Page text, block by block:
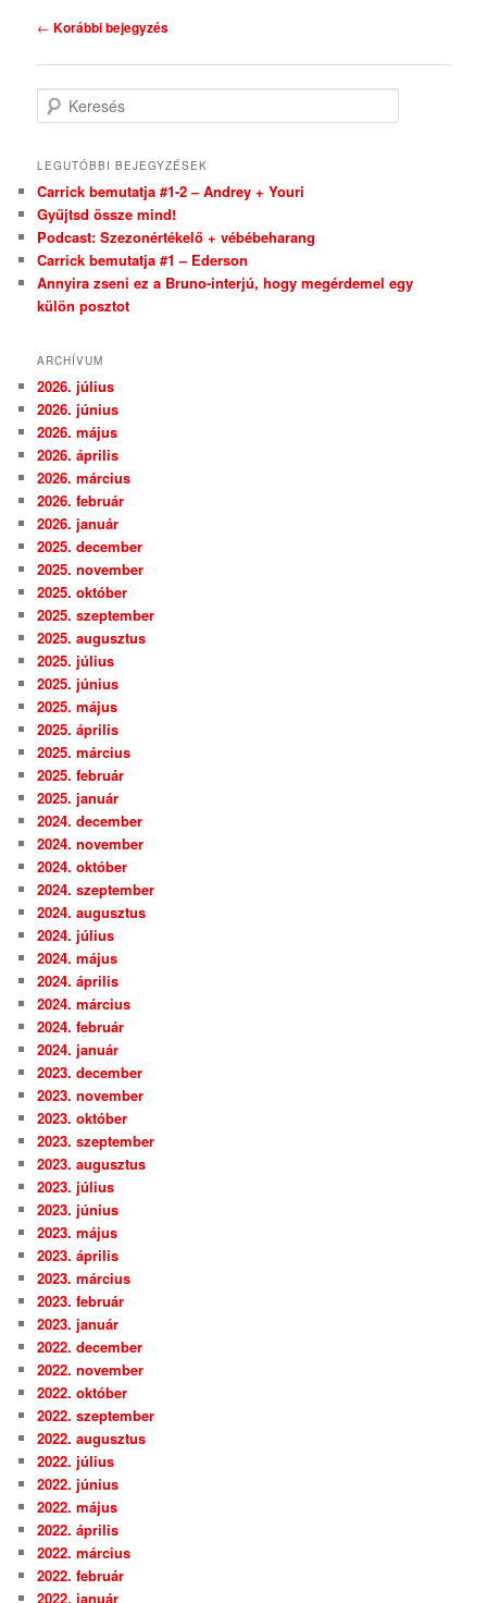
Bejegyzés navigáció
← Korábbi bejegyzés
Keresés
LEGUTÓBBI BEJEGYZÉSEK
Carrick bemutatja #1-2 – Andrey + Youri
Gyűjtsd össze mind!
Podcast: Szezonértékelő + vébébeharang
Carrick bemutatja #1 – Ederson
Annyira zseni ez a Bruno-interjú, hogy megérdemel egy
külön posztot
ARCHÍVUM
2026. július
2026. június
2026. május
2026. április
2026. március
2026. február
2026. január
2025. december
2025. november
2025. október
2025. szeptember
2025. augusztus
2025. július
2025. június
2025. május
2025. április
2025. március
2025. február
2025. január
2024. december
2024. november
2024. október
2024. szeptember
2024. augusztus
2024. július
2024. május
2024. április
2024. március
2024. február
2024. január
2023. december
2023. november
2023. október
2023. szeptember
2023. augusztus
2023. július
2023. június
2023. május
2023. április
2023. március
2023. február
2023. január
2022. december
2022. november
2022. október
2022. szeptember
2022. augusztus
2022. július
2022. június
2022. május
2022. április
2022. március
2022. február
2022. január